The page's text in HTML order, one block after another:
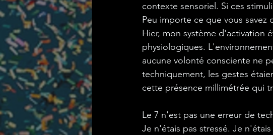
contexte sensoriel. Si ces
Peu importe ce que vous
Hier, mon système d'activation
physiologiques.
aucune volonté consciente ne
techniquement, les gestes
cette présence millimétrée qui
Le 7 n'est pas une erreur de
Je n'étais pas stressé. Je